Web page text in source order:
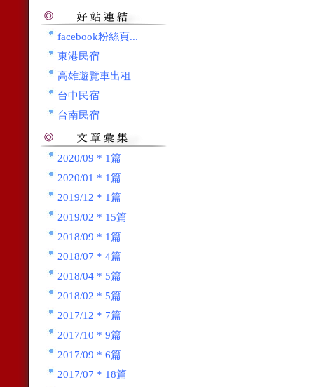
facebook粉絲頁...
東港民宿
高雄遊覽車出租
台中民宿
台南民宿
2020/09 * 1篇
2020/01 * 1篇
2019/12 * 1篇
2019/02 * 15篇
2018/09 * 1篇
2018/07 * 4篇
2018/04 * 5篇
2018/02 * 5篇
2017/12 * 7篇
2017/10 * 9篇
2017/09 * 6篇
2017/07 * 18篇